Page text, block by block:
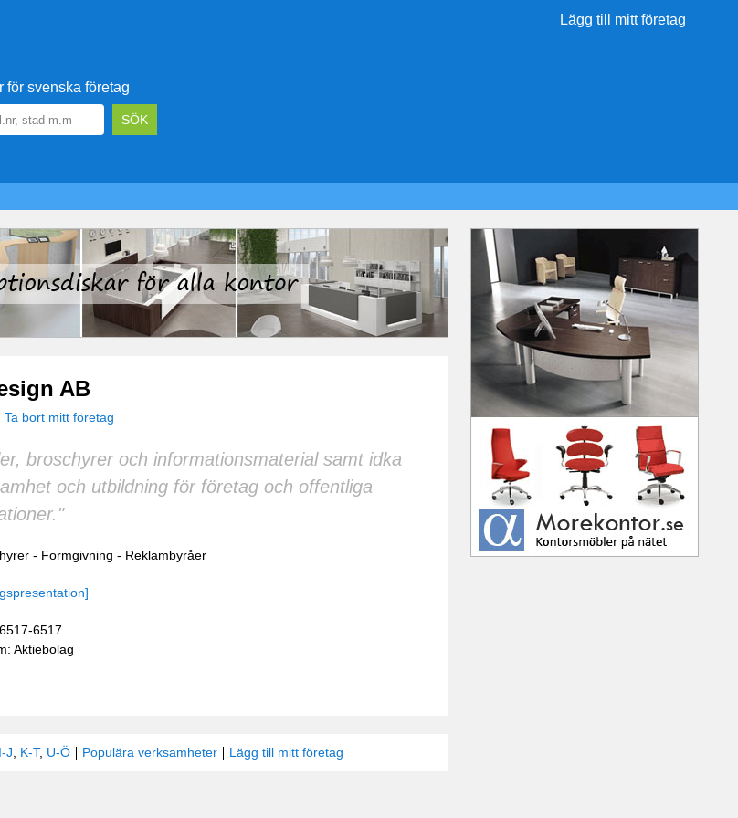
Lägg till mitt företag
för svenska företag
AB
Ta bort mitt företag
broschyrer och informationsmaterial samt idka
och utbildning för företag och offentliga
- Formgivning - Reklambyråer
6517
Aktiebolag
I-J K-T, U-Ö Populära verksamheter Lägg till mitt företag